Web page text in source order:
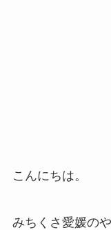
こんにちは。
みちくさ愛媛の